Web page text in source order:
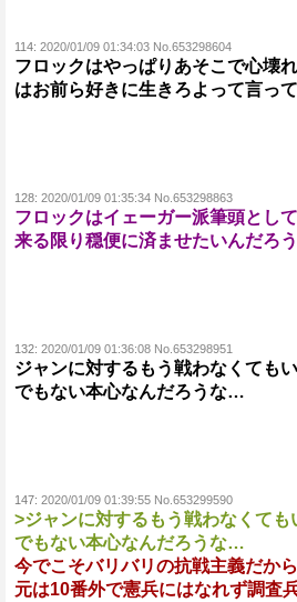
114: 2020/01/09 01:34:03 No.653298604
フロックはやっぱりあそこで心壊
はお前ら好きに生きろよって言っ
128: 2020/01/09 01:35:34 No.653298863
フロックはイェーガー派筆頭とし
来る限り穏便に済ませたいんだろ
132: 2020/01/09 01:36:08 No.653298951
ジャンに対するもう戦わなくても
でもない本心なんだろうな…
147: 2020/01/09 01:39:55 No.653299590
>ジャンに対するもう戦わなくて
でもない本心なんだろうな…
今でこそバリバリの抗戦主義だか
元は10番外で憲兵にはなれず調査